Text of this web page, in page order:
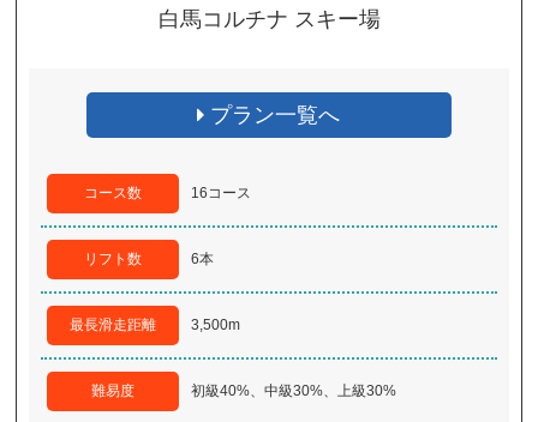
白馬コルチナ スキー場
プラン一覧へ
コース数 16コース
リフト数 6本
最長滑走距離 3,500m
難易度 初級40%、中級30%、上級30%